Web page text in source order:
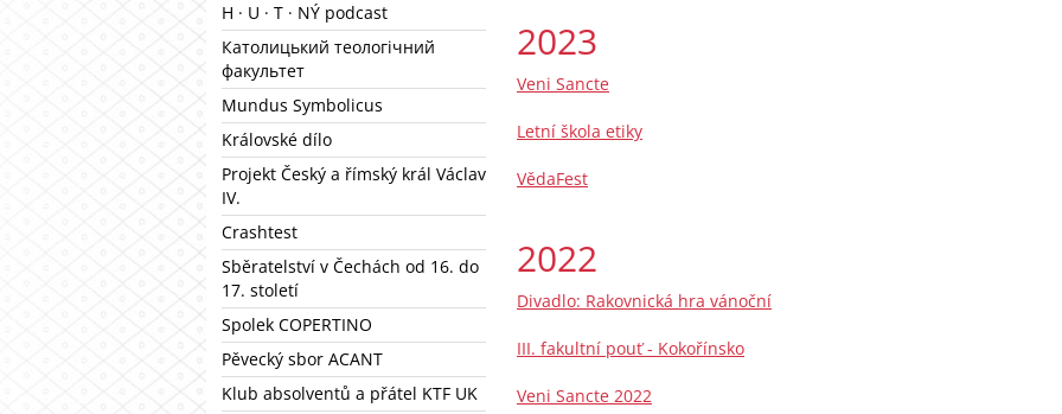
H · U · T · NÝ podcast
Католицький теологічний
факультет
Mundus Symbolicus
Královské dílo
Projekt Český a římský král Václav
IV.
Crashtest
Sběratelství v Čechách od 16. do
17. století
Spolek COPERTINO
Pěvecký sbor ACANT
Klub absolventů a přátel KTF UK
2023
Veni Sancte
Letní škola etiky
VědaFest
2022
Divadlo: Rakovnická hra vánoční
III. fakultní pouť - Kokořínsko
Veni Sancte 2022